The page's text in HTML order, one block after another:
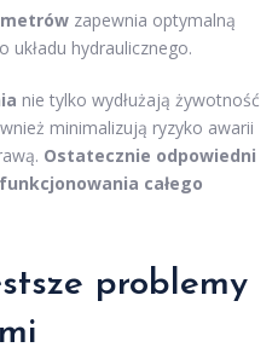
zapewnia optymalną
układu hydraulicznego.
nie tylko wydłużają żywotność
minimalizują ryzyko awarii
Ostatecznie odpowiedni
całego
problemy